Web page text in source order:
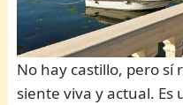
No hay castillo, pero sí
siente viva y actual.